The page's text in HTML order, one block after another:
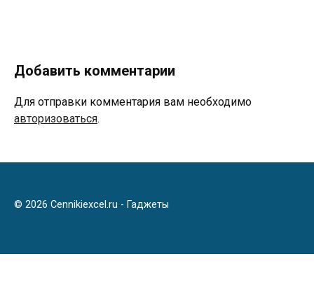
Добавить комментарии
Для отправки комментария вам необходимо
авторизоваться.
© 2026 Cennikiexcel.ru - Гаджеты